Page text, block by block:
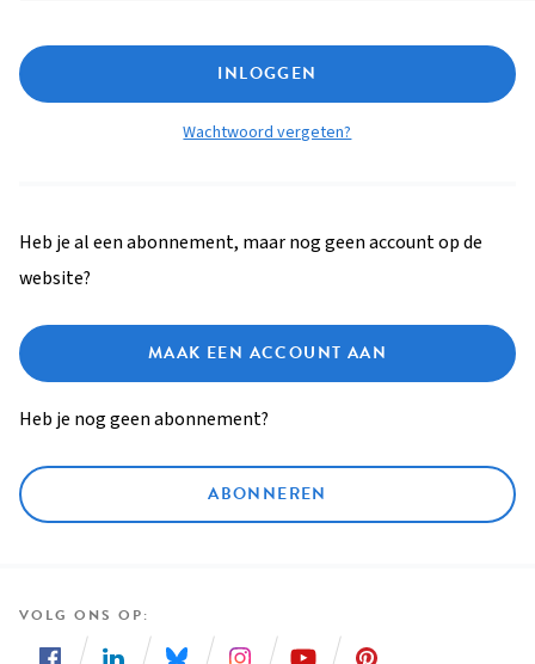
INLOGGEN
Wachtwoord vergeten?
Heb je al een abonnement, maar nog geen account op de
website?
MAAK EEN ACCOUNT AAN
Heb je nog geen abonnement?
ABONNEREN
VOLG ONS OP